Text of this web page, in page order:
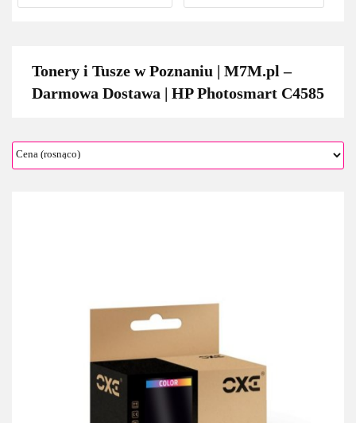
Tonery i Tusze w Poznaniu | M7M.pl –
Darmowa Dostawa | HP Photosmart C4585